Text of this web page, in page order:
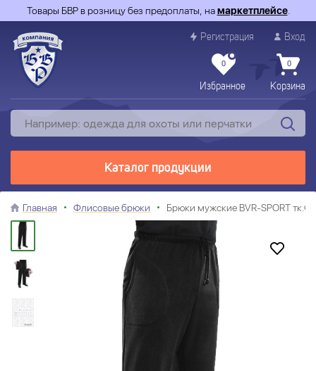
Товары БВР в розницу без предоплаты, намаркетплейсе.
Регистрация Вход
0
Избранное
0
Корзина
Каталог продукции
Главная Флисовые брюки Брюки мужские BVR-SPORT